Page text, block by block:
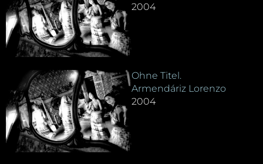
2004
Ohne Titel.
Armendáriz Lorenzo
2004